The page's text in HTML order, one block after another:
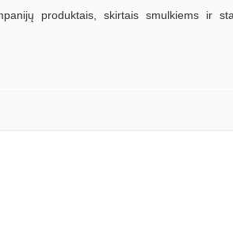
produktais, skirtais smulkiems ir